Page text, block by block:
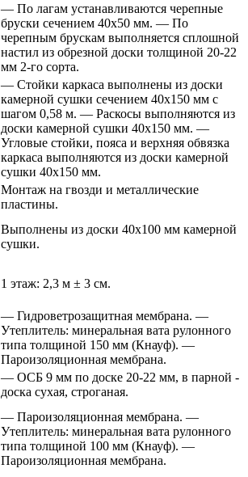
— По лагам устанавливаются черепные
бруски сечением 40х50 мм. — По
черепным брускам выполняется сплошной
настил из обрезной доски толщиной 20-22
мм 2-го сорта.
— Стойки каркаса выполнены из доски
камерной сушки сечением 40х150 мм с
шагом 0,58 м. — Раскосы выполняются из
доски камерной сушки 40х150 мм. —
Угловые стойки, пояса и верхняя обвязка
каркаса выполняются из доски камерной
сушки 40х150 мм.
Монтаж на гвозди и металлические
пластины.
Выполнены из доски 40х100 мм камерной
сушки.
1 этаж: 2,3 м ± 3 см.
— Гидроветрозащитная мембрана. —
Утеплитель: минеральная вата рулонного
типа толщиной 150 мм (Кнауф). —
Пароизоляционная мембрана.
— ОСБ 9 мм по доске 20-22 мм, в парной -
доска сухая, строганая.
— Пароизоляционная мембрана. —
Утеплитель: минеральная вата рулонного
типа толщиной 100 мм (Кнауф). —
Пароизоляционная мембрана.